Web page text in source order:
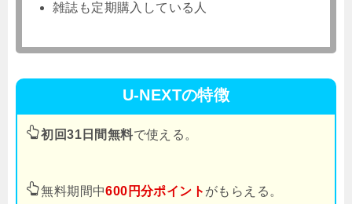
雑誌も定期購入している人
U-NEXTの特徴
初回31日間無料で使える。
無料期間中600円分ポイント がもらえる。